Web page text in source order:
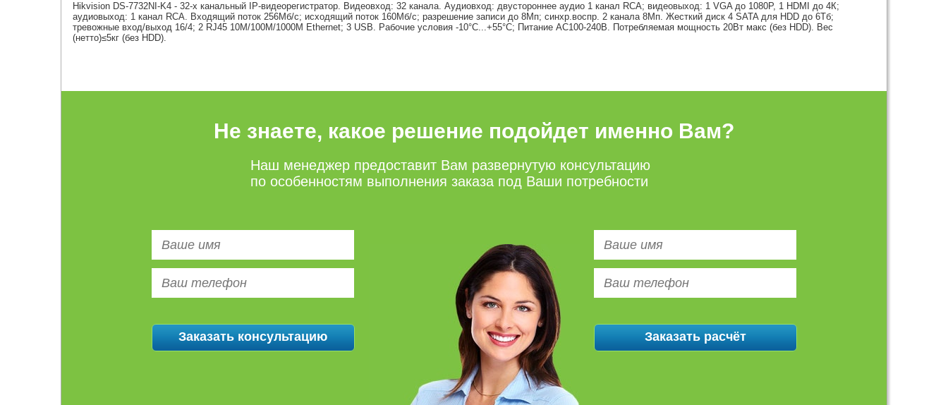
Hikvision DS-7732NI-K4 - 32-х канальный IP-видеорегистратор. Видеовход: 32 канала. Аудиовход: двустороннее аудио 1 канал RCA; видеовыход: 1 VGA до 1080Р, 1 HDMI до 4К;
аудиовыход: 1 канал RCA. Входящий поток 256Мб/с; исходящий поток 160Мб/с; разрешение записи до 8Мп; синхр.воспр. 2 канала 8Мп. Жесткий диск 4 SATA для HDD до 6Тб;
тревожные вход/выход 16/4; 2 RJ45 10M/100M/1000М Ethernet; 3 USB. Рабочие условия -10°C...+55°C; Питание AC100-240В. Потребляемая мощность 20Вт макс (без HDD). Вес
(нетто)≤5кг (без HDD).
Не знаете, какое решение подойдет именно Вам?
Наш менеджер предоставит Вам развернутую консультацию
по особенностям выполнения заказа под Ваши потребности